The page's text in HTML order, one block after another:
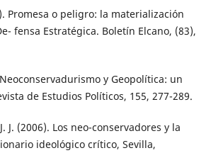
Promesa o peligro: la materialización
fensa Estratégica. Boletín Elcano, (83),
y Geopolítica: un
de Estudios Políticos, 155, 277-289.
J. (2006). Los neo-conservadores y la
ideológico crítico, Sevilla,